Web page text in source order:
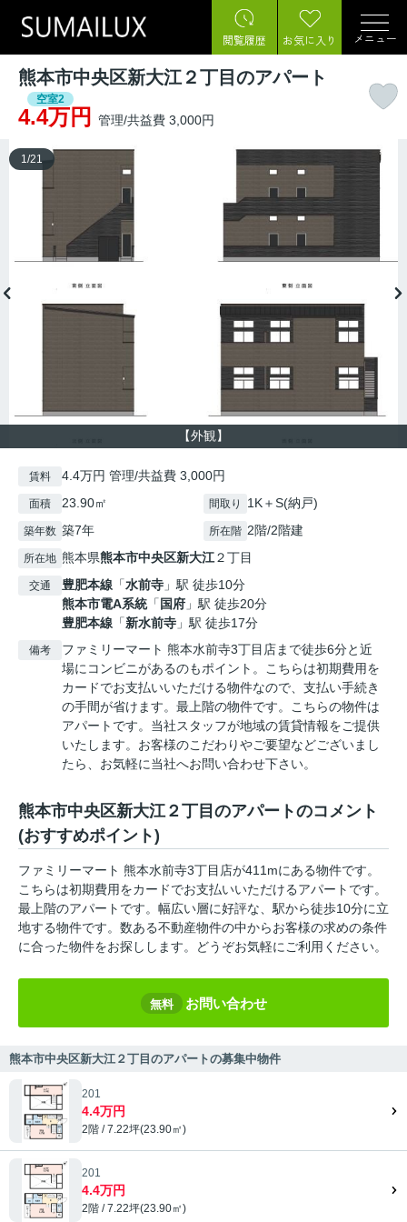
閲覧履歴 お気に入り メニュー
熊本市中央区新大江２丁目のアパート
空室2
4.4万円 管理/共益費 3,000円
【外観】
1 /21
賃料 4.4万円 管理/共益費 3,000円
面積 23.90㎡ 間取り 1K＋S(納戸)
築年数 築7年 所在階 2階/2階建
所在地 熊本県熊本市中央区新大江２丁目
交通 豊肥本線 「水前寺 」駅 徒歩10分
熊本市電A系統「 国府 」駅 徒歩20分
豊肥本線 「新水前寺 」駅 徒歩17分
備考
ファミリーマート 熊本水前寺3丁目店まで徒歩6分と近
場にコンビニがあるのもポイント。こちらは初期費用を
カードでお支払いいただける物件なので、支払い手続き
の手間が省けます。最上階の物件です。こちらの物件は
アパートです。当社スタッフが地域の賃貸情報をご提供
いたします。お客様のこだわりやご要望などございまし
たら、お気軽に当社へお問い合わせ下さい。
熊本市中央区新大江２丁目のアパートのコメント
(おすすめポイント)
ファミリーマート 熊本水前寺3丁目店が411mにある物件です。
こちらは初期費用をカードでお支払いいただけるアパートです。
最上階のアパートです。幅広い層に好評な、駅から徒歩10分に立
地する物件です。数ある不動産物件の中からお客様の求めの条件
に合った物件をお探しします。どうぞお気軽にご利用ください。
無料 お問い合わせ
熊本市中央区新大江２丁目のアパートの募集中物件
201
4.4万円
2階 / 7.22坪(23.90㎡)
201
4.4万円
2階 / 7.22坪(23.90㎡)